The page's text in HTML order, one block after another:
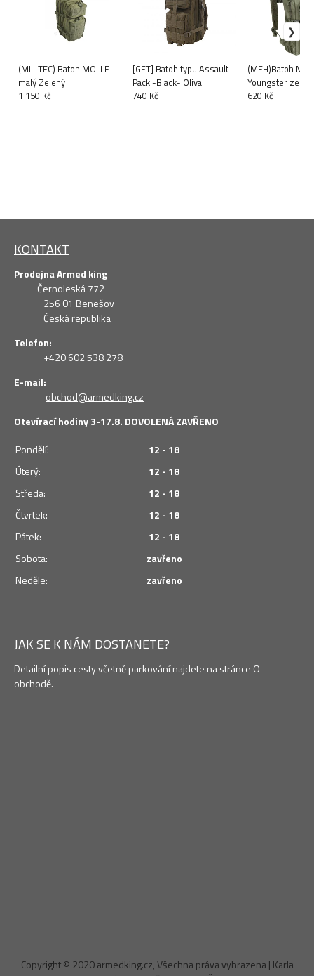
(MIL-TEC) Batoh MOLLE
malý Zelený
1 150 Kč
[GFT] Batoh typu Assault
Pack -Black- Oliva
740 Kč
(MFH)Batoh
Youngster
620 Kč
KONTAKT
Prodejna Armed king
Černoleská 772
256 01 Benešov
Česká republika
Telefon:
+420 602 538 278
E-mail:
obchod@armedking.cz
Otevírací hodiny 3-17.8. DOVOLENÁ ZAVŘENO
Pondělí:
12 - 18
Úterý:
12 - 18
Středa:
12 - 18
Čtvrtek:
12 - 18
Pátek:
12 - 18
Sobota:
zavřeno
Neděle:
zavřeno
JAK SE K NÁM DOSTANETE?
Detailní popis cesty včetně parkování najdete na stránce O
obchodě.
Copyright © 2020 armedking.cz, Všechna práva vyhrazena | Karla